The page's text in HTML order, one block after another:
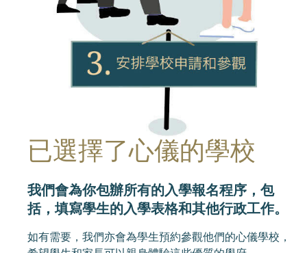
已選擇了心儀的學校
我們會為你包辦所有的入學報名程序，包
括，填寫學生的入學表格和其他行政工作。
如有需要，我們亦會為學生預約參觀他們的心儀學校，